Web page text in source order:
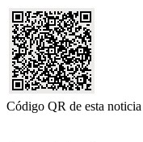
Código QR de esta noticia